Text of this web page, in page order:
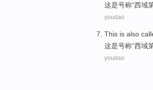
这是号称“西域
youdao
This is also
这是号称“西域
youdao